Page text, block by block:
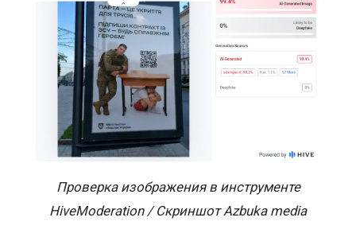
Проверка изображения в инструменте
HiveModeration / Скриншот Azbuka media